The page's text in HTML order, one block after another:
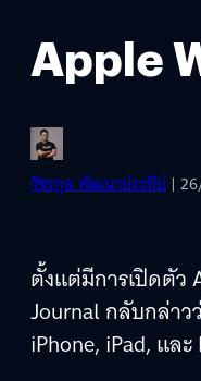
Apple
วัชรกุล พัฒนาประทีป |
ตั้งแต่มีการเปิดตัว
Journal กลับกล่าว
iPhone, iPad, และ